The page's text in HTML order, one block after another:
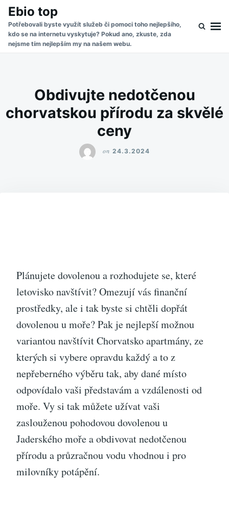
Skip
content
Search
for:
Ebio top
Potřebovali byste využít služeb či pomoci toho nejlepšího,
kdo se na internetu vyskytuje? Pokud ano, zkuste, zda
nejsme tím nejlepším my na našem webu.
Obdivujte nedotčenou
chorvatskou přírodu za skvělé
ceny
on 24.3.2024
Plánujete dovolenou a rozhodujete se, které
letovisko navštívit? Omezují vás finanční
prostředky, ale i tak byste si chtěli dopřát
dovolenou u moře? Pak je nejlepší možnou
variantou navštívitChorvatsko apartmány, ze
kterých si vybere opravdu každý a to z
nepřeberného výběru tak, aby dané místo
odpovídalo vaši představám a vzdálenosti od
moře. Vy si tak můžete užívat vaši
zaslouženou pohodovou dovolenou u
Jaderského moře a obdivovat nedotčenou
přírodu a průzračnou vodu vhodnou i pro
milovníky potápění.